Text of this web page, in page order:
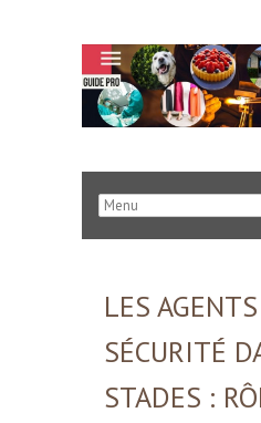
LES
SÉCURITÉ
STADES :